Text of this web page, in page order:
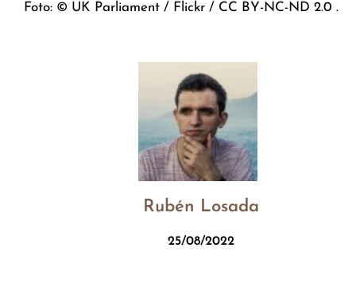
Foto: © UK Parliament / Flickr / CC BY-NC-ND 2.0 .
Rubén Losada
25/08/2022